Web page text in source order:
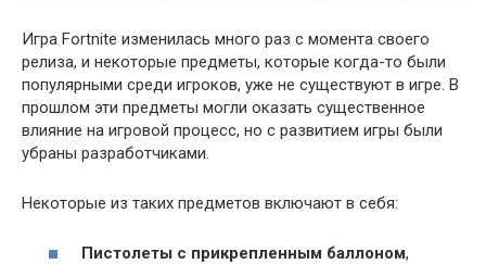
Игра Fortnite изменилась много раз с момента своего
релиза, и некоторые предметы, которые когда-то были
популярными среди игроков, уже не существуют в игре. В
прошлом эти предметы могли оказать существенное
влияние на игровой процесс, но с развитием игры были
убраны разработчиками.
Некоторые из таких предметов включают в себя:
Пистолеты с прикрепленным баллоном,